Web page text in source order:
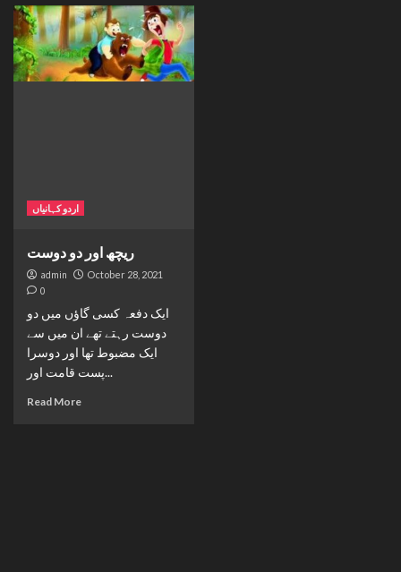
اردو کہانیاں
ریچھ اور دو دوست
admin October 28, 2021
0
ایک دفعہ کسی گاؤں میں دو
دوست رہتے تھے ان میں سے
ایک مضبوط تھا اور دوسرا
پست قامت اور...
Read More